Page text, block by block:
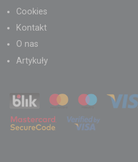
Cookies
Kontakt
O nas
Artykuły